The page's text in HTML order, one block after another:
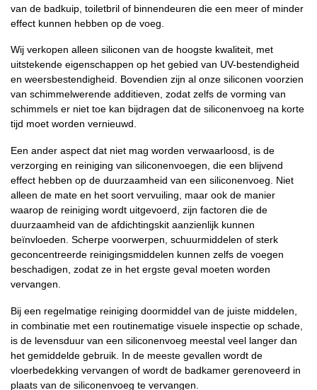
van de badkuip, toiletbril of binnendeuren die een meer of minder
effect kunnen hebben op de voeg.
Wij verkopen alleen siliconen van de hoogste kwaliteit, met
uitstekende eigenschappen op het gebied van UV-bestendigheid
en weersbestendigheid. Bovendien zijn al onze siliconen voorzien
van schimmelwerende additieven, zodat zelfs de vorming van
schimmels er niet toe kan bijdragen dat de siliconenvoeg na korte
tijd moet worden vernieuwd.
Een ander aspect dat niet mag worden verwaarloosd, is de
verzorging en reiniging van siliconenvoegen, die een blijvend
effect hebben op de duurzaamheid van een siliconenvoeg. Niet
alleen de mate en het soort vervuiling, maar ook de manier
waarop de reiniging wordt uitgevoerd, zijn factoren die de
duurzaamheid van de afdichtingskit aanzienlijk kunnen
beïnvloeden. Scherpe voorwerpen, schuurmiddelen of sterk
geconcentreerde reinigingsmiddelen kunnen zelfs de voegen
beschadigen, zodat ze in het ergste geval moeten worden
vervangen.
Bij een regelmatige reiniging doormiddel van de juiste middelen,
in combinatie met een routinematige visuele inspectie op schade,
is de levensduur van een siliconenvoeg meestal veel langer dan
het gemiddelde gebruik. In de meeste gevallen wordt de
vloerbedekking vervangen of wordt de badkamer gerenoveerd in
plaats van de siliconenvoeg te vervangen.